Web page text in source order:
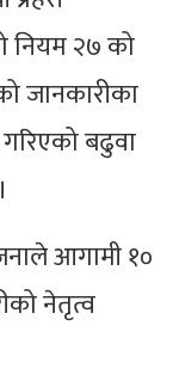
नियम २७ को
जानकारीका
बढुवा
आगामी १०
नेतृत्व